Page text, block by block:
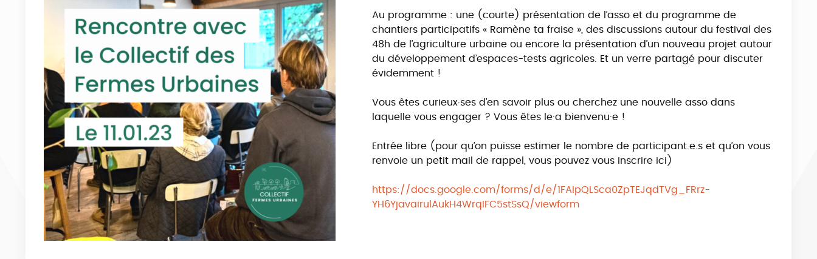
Au programme : une (courte) présentation de l’asso et du programme de
chantiers participatifs « Ramène ta fraise », des discussions autour du festival des
48h de l’agriculture urbaine ou encore la présentation d’un nouveau projet autour
du développement d’espaces-tests agricoles. Et un verre partagé pour discuter
évidemment !
Vous êtes curieux·ses d’en savoir plus ou cherchez une nouvelle asso dans
laquelle vous engager ? Vous êtes le·a bienvenu·e !
Entrée libre (pour qu’on puisse estimer le nombre de participant.e.s et qu’on vous
renvoie un petit mail de rappel, vous pouvez vous inscrire ici)
https://docs.google.com/forms/d/e/1FAIpQLSca0ZpTEJqdTVg_FRrz-
YH6YjavairulAukH4WrqIFC5stSsQ/viewform